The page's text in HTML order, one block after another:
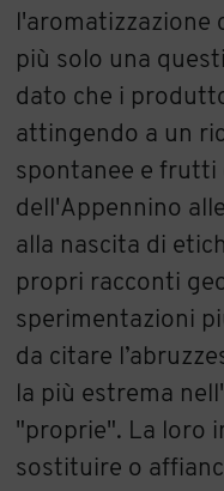
l'aromatizzazione
più solo una
dato che i
attingendo a un
spontanee e frutti
dell'Appennino
alla nascita di
propri racconti
sperimentazioni
da citare
la più estrema
"proprie". La loro
sostituire o